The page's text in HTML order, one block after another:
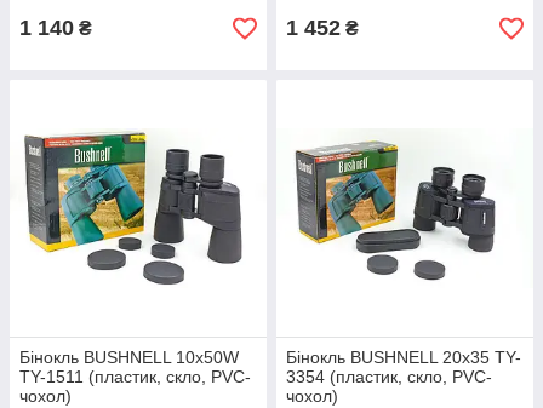
1 140 ₴ 1 452 ₴
Бінокль BUSHNELL 10х50W
TY-1511 (пластик, скло, PVC-
чохол)
Бінокль BUSHNELL 20х35 TY-
3354 (пластик, скло, PVC-
чохол)